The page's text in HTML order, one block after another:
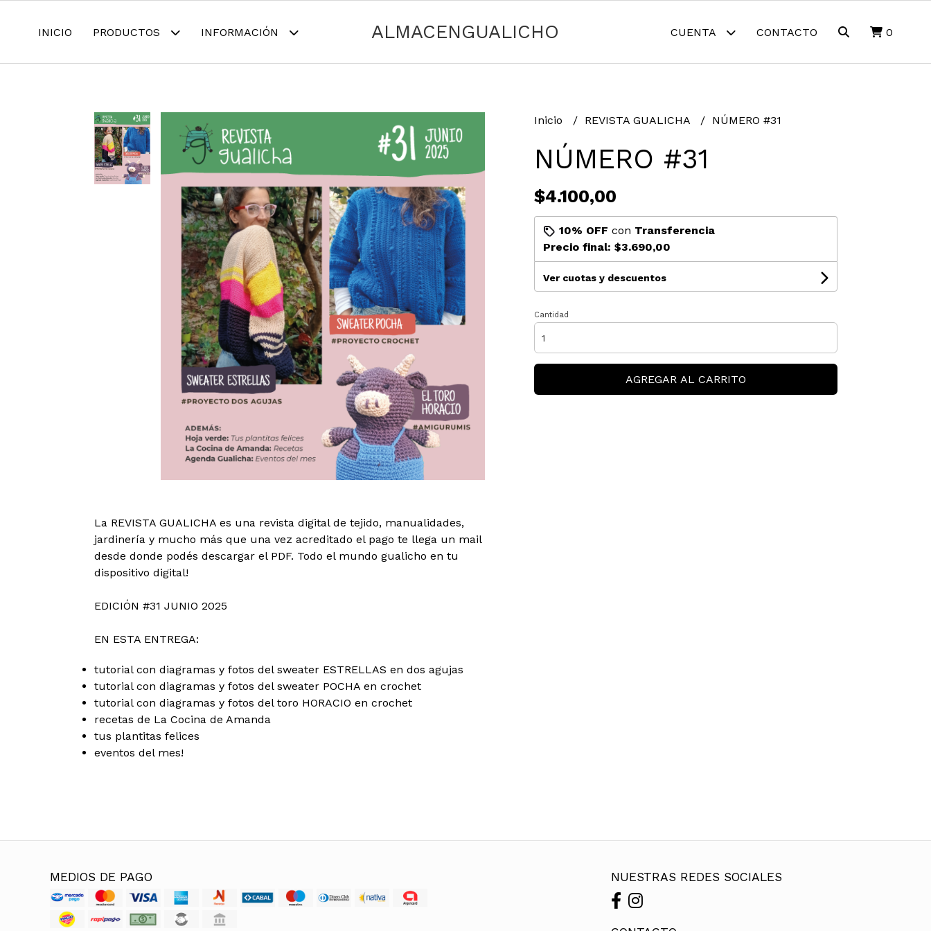
INICIO PRODUCTOS INFORMACIÓN ALMACENGUALICHO CUENTA CONTACTO 0
La REVISTA GUALICHA es una revista digital de tejido, manualidades,
jardinería y mucho más que una vez acreditado el pago te llega un mail
desde donde podés descargar el PDF. Todo el mundo gualicho en tu
dispositivo digital!
EDICIÓN #31 JUNIO 2025
EN ESTA ENTREGA:
tutorial con diagramas y fotos del sweater ESTRELLAS en dos agujas
tutorial con diagramas y fotos del sweater POCHA en crochet
tutorial con diagramas y fotos del toro HORACIO en crochet
recetas de La Cocina de Amanda
tus plantitas felices
eventos del mes!
Inicio REVISTA GUALICHA NÚMERO #31
NÚMERO #31
$4.100,00
10% OFF con Transferencia
Precio final: $3.690,00
Ver cuotas y descuentos
Cantidad
AGREGAR AL CARRITO
MEDIOS DE PAGO NUESTRAS REDES SOCIALES